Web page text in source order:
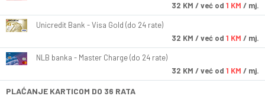
32 KM / već od 1 KM / mj.
Unicredit Bank - Visa Gold (do 24 rate)
32 KM / već od 1 KM / mj.
NLB banka - Master Charge (do 24 rate)
32 KM / već od 1 KM / mj.
PLAĆANJE KARTICOM DO 36 RATA